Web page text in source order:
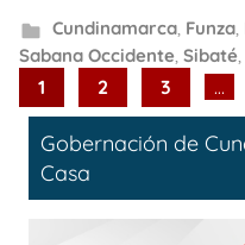
Cundinamarca, Funza,
Sabana Occidente Sibaté
Paginación
de
entradas
1 2 3 …
Gobernación de
Casa